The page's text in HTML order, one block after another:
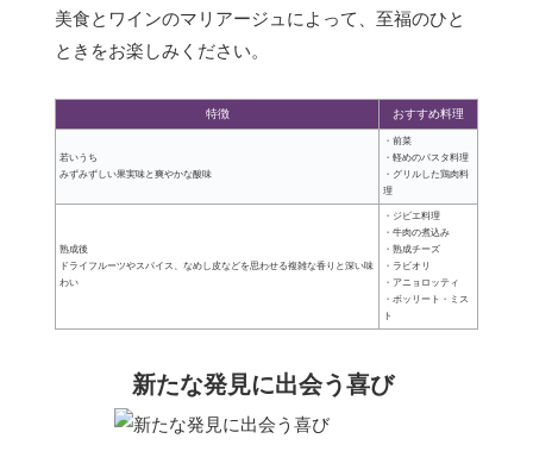
美食とワインのマリアージュによって、至福のひと
ときをお楽しみください。
特徴 おすすめ料理
若いうち
みずみずしい果実味と爽やかな酸味
・前菜
・軽めのパスタ料理
・グリルした鶏肉料
理
熟成後
ドライフルーツやスパイス、なめし皮などを思わせる複雑な香りと深い味
わい
・ジビエ料理
・牛肉の煮込み
・熟成チーズ
・ラビオリ
・アニョロッティ
・ボッリート・ミス
ト
新たな発見に出会う喜び